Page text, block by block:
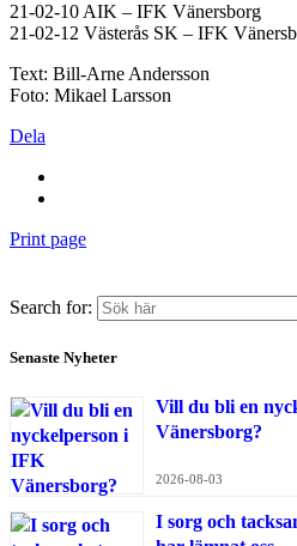
21-02-10 AIK – IFK Vänersborg
21-02-12 Västerås SK – IFK
Text: Bill-Arne Andersson
Foto: Mikael Larsson
Dela
Print page
Search for:
Senaste Nyheter
Vill du bli en
Vänersborg?
2026-08-03
I sorg och